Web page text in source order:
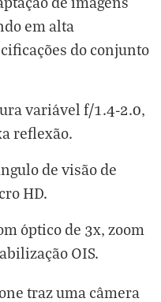
em alta
do conjunto
variável f/1.4-2.0,
reflexão.
de visão de
HD.
óptico de 3x, zoom
OIS.
traz uma câmera